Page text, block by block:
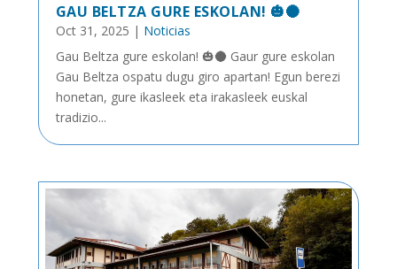
GAU BELTZA GURE ESKOLAN! 🎃🌑
Oct 31, 2025 | Noticias
Gau Beltza gure eskolan! 🎃🌑 Gaur gure eskolan
Gau Beltza ospatu dugu giro apartan! Egun berezi
honetan, gure ikasleek eta irakasleek euskal
tradizio...